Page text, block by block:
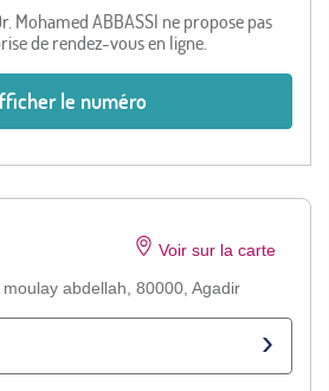
Mohamed ABBASSI ne propose pas
de rendez-vous en ligne.
le numéro
abdellah, 80000, Agadir
Voir sur la carte